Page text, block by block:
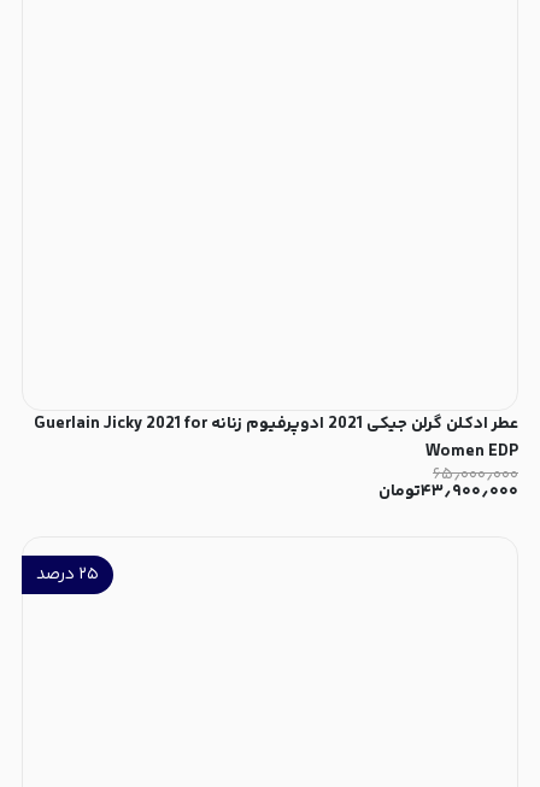
عطر ادکلن گرلن جیکی 2021 ادوپرفیوم زنانه Guerlain Jicky 2021 for
Women EDP
۶۵٫۰۰۰٫۰۰۰
۴۳٫۹۰۰٫۰۰۰تومان
۲۵ درصد